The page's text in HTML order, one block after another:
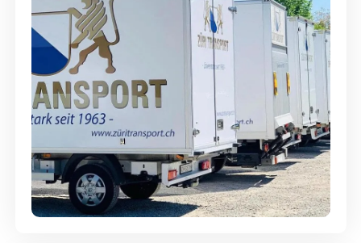
Möbellagerung - Alles sicher
aufbewahrt